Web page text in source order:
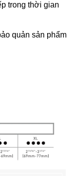
trong thời gian
quản sản phẩm